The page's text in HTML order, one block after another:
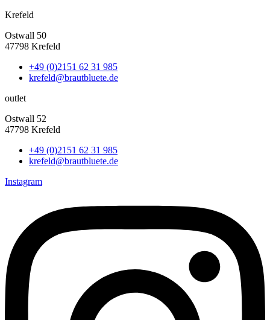
Krefeld
Ostwall 50
47798 Krefeld
+49 (0)2151 62 31 985
krefeld@brautbluete.de
outlet
Ostwall 52
47798 Krefeld
+49 (0)2151 62 31 985
krefeld@brautbluete.de
Instagram